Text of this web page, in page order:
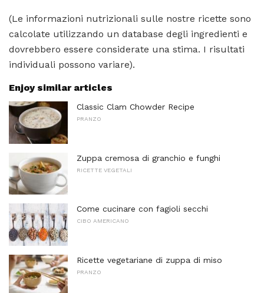
(Le informazioni nutrizionali sulle nostre ricette sono
calcolate utilizzando un database degli ingredienti e
dovrebbero essere considerate una stima. I risultati
individuali possono variare).
Enjoy similar articles
Classic Clam Chowder Recipe
PRANZO
Zuppa cremosa di granchio e funghi
RICETTE VEGETALI
Come cucinare con fagioli secchi
CIBO AMERICANO
Ricette vegetariane di zuppa di miso
PRANZO